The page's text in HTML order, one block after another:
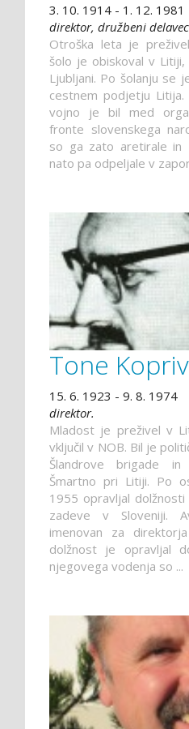
3. 10. 1914 - 1. 12. 1981
direktor, družbeni
Otroška leta je
šolo je obiskoval v
Ljubljani. Po šolanju se
cestnem podjetju
vojno je bil med
fronte slovenskega
so ga zato aretirale in
nato pa odpeljale v
Tone
15. 6. 1923 - 9. 8. 1974
direktor.
Mladost je preživel v
vključil v NOB. Bil je
Šlandrove brigade
Šmartno pri Litiji. Po
1955 opravljal
zadeve v Sloveniji.
imenovan za
dolžnost je opravljal
njegovega vodenja so ...